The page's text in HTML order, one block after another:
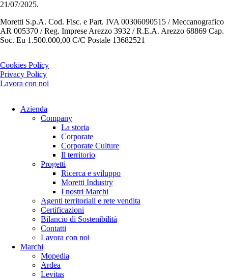
21/07/2025.
Moretti S.p.A. Cod. Fisc. e Part. IVA 00306090515 / Meccanografico
AR 005370 / Reg. Imprese Arezzo 3932 / R.E.A. Arezzo 68869 Cap.
Soc. Eu 1.500.000,00 C/C Postale 13682521
Cookies Policy
Privacy Policy
Lavora con noi
Azienda
Company
La storia
Corporate
Corporate Culture
Il territorio
Progetti
Ricerca e sviluppo
Moretti Industry
I nostri Marchi
Agenti territoriali e rete vendita
Certificazioni
Bilancio di Sostenibilità
Contatti
Lavora con noi
Marchi
Mopedia
Ardea
Levitas